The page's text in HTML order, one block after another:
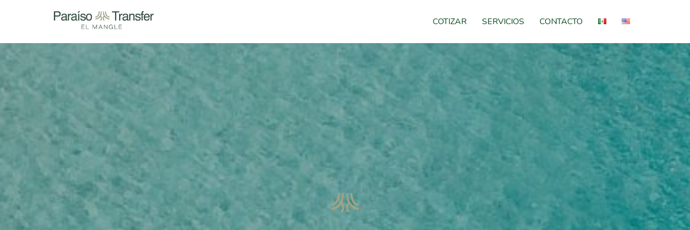
COTIZAR SERVICIOS CONTACTO